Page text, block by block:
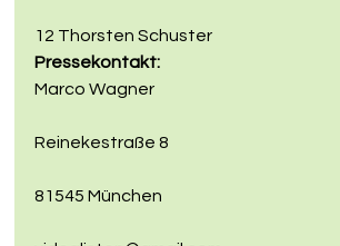
12 Thorsten Schuster
Pressekontakt:
Marco Wagner
Reinekestraße 8
81545 München